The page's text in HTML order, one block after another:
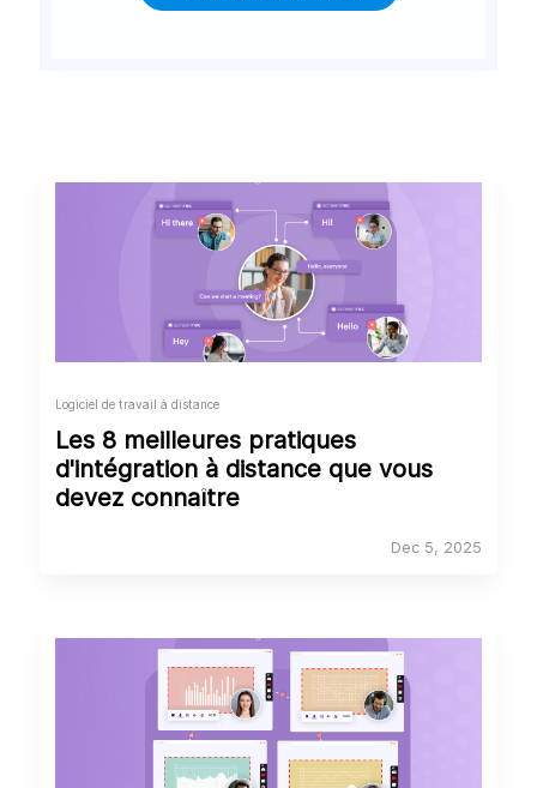
Logiciel de travail à distance
Les 8 meilleures pratiques
d'intégration à distance que vous
devez connaître
Dec 5, 2025